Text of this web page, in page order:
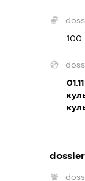
100
01.11